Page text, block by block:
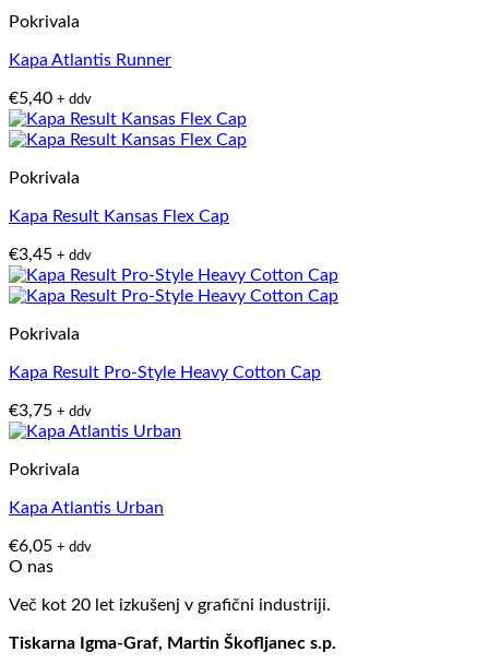
Pokrivala
Kapa Atlantis Runner
€5,40 + ddv
Pokrivala
Kapa Result Kansas Flex Cap
€3,45 + ddv
Pokrivala
Kapa Result Pro-Style Heavy Cotton Cap
€3,75 + ddv
Pokrivala
Kapa Atlantis Urban
€6,05 + ddv
O nas
Več kot 20 let izkušenj v grafični industriji.
Tiskarna Igma-Graf, Martin Škofljanec s.p.